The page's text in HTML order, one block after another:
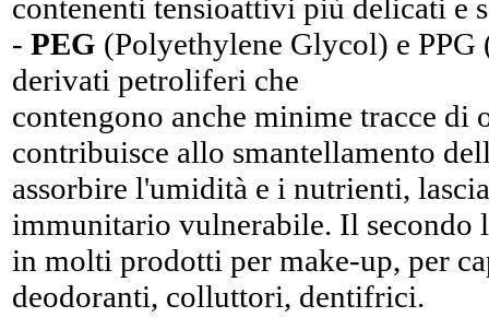
contenenti tensioattivi più delicati e
- PEG (Polyethylene Glycol) e
derivati petroliferi che
contengono anche minime tracce di
contribuisce allo smantellamento
assorbire l'umidità e i nutrienti,
immunitario vulnerabile. Il secondo
in molti prodotti per make-up, per
deodoranti, colluttori, dentifrici.